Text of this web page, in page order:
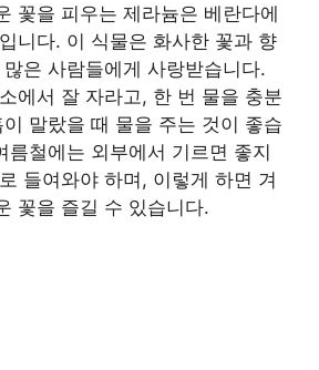
꽃을 피우는 제라늄은 베란다에
니다. 이 식물은 화사한 꽃과 향
은 사람들에게 사랑받습니다.
에서 잘 자라고, 한 번 물을 충분
말랐을 때 물을 주는 것이 좋습
름철에는 외부에서 기르면 좋지
들여와야 하며, 이렇게 하면 겨
꽃을 즐길 수 있습니다.